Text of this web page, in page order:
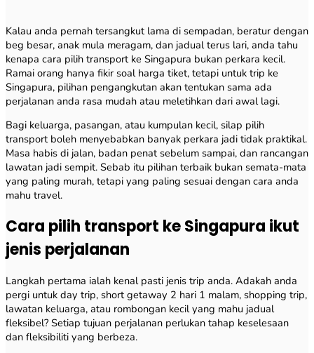
Kalau anda pernah tersangkut lama di sempadan, beratur dengan
beg besar, anak mula meragam, dan jadual terus lari, anda tahu
kenapa cara pilih transport ke Singapura bukan perkara kecil.
Ramai orang hanya fikir soal harga tiket, tetapi untuk trip ke
Singapura, pilihan pengangkutan akan tentukan sama ada
perjalanan anda rasa mudah atau meletihkan dari awal lagi.
Bagi keluarga, pasangan, atau kumpulan kecil, silap pilih
transport boleh menyebabkan banyak perkara jadi tidak praktikal.
Masa habis di jalan, badan penat sebelum sampai, dan rancangan
lawatan jadi sempit. Sebab itu pilihan terbaik bukan semata-mata
yang paling murah, tetapi yang paling sesuai dengan cara anda
mahu travel.
Cara pilih transport ke Singapura ikut
jenis perjalanan
Langkah pertama ialah kenal pasti jenis trip anda. Adakah anda
pergi untuk day trip, short getaway 2 hari 1 malam, shopping trip,
lawatan keluarga, atau rombongan kecil yang mahu jadual
fleksibel? Setiap tujuan perjalanan perlukan tahap keselesaan
dan fleksibiliti yang berbeza.